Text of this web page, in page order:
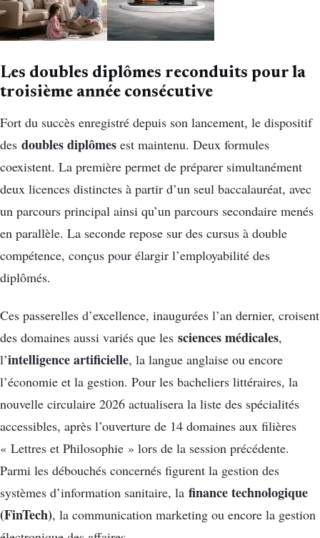
Les doubles diplômes reconduits pour la
troisième année consécutive
Fort du succès enregistré depuis son lancement, le dispositif
des doubles diplômes est maintenu. Deux formules
coexistent. La première permet de préparer simultanément
deux licences distinctes à partir d’un seul baccalauréat, avec
un parcours principal ainsi qu’un parcours secondaire menés
en parallèle. La seconde repose sur des cursus à double
compétence, conçus pour élargir l’employabilité des
diplômés.
Ces passerelles d’excellence, inaugurées l’an dernier, croisent
des domaines aussi variés que les sciences médicales,
l’intelligence artificielle, la langue anglaise ou encore
l’économie et la gestion. Pour les bacheliers littéraires, la
nouvelle circulaire 2026 actualisera la liste des spécialités
accessibles, après l’ouverture de 14 domaines aux filières
« Lettres et Philosophie » lors de la session précédente.
Parmi les débouchés concernés figurent la gestion des
systèmes d’information sanitaire, la finance technologique
(FinTech), la communication marketing ou encore la gestion